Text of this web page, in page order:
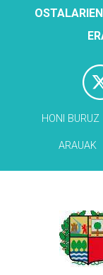
HONI BURUZ
ARAUAK